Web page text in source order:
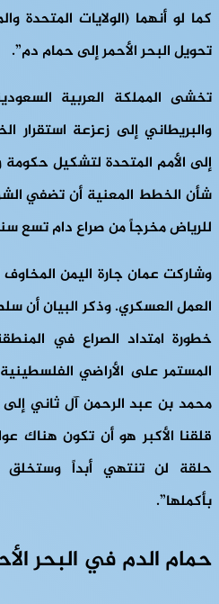
كما لو أنهما (الولايات المتحدة
تحويل البحر الأحمر إلى حمام دم”.
تخشى المملكة العربية
والبريطاني إلى زعزعة استقرار
إلى الأمم المتحدة لتشكيل
شأن الخطط المعنية أن تضفي
للرياض مخرجاً من صراع دام تسع
وشاركت عمان جارة اليمن
العمل العسكري. وذكر البيان أن
خطورة امتداد الصراع في
المستمر على الأراضي
محمد بن عبد الرحمن آل ثاني إلى
قلقنا الأكبر هو أن تكون هناك
حلقة لن تنتهي أبداً وستخلق
بأكملها”.
حمام الدم في البحر